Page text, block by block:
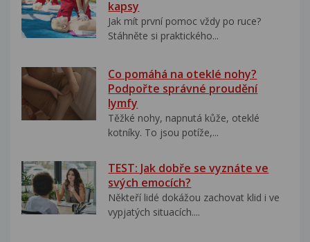
kapsy
Jak mít první pomoc vždy po ruce?
Stáhněte si praktického...
Co pomáhá na oteklé nohy?
Podpořte správné proudění
lymfy
Těžké nohy, napnutá kůže, oteklé
kotníky. To jsou potíže,...
TEST: Jak dobře se vyznáte ve
svých emocích?
Někteří lidé dokážou zachovat klid i ve
vypjatých situacích....